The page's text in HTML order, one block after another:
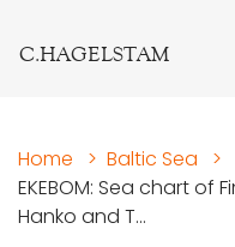
C.HAGELSTAM
Home > Baltic Sea
>
EKEBOM: Sea chart of
Hanko and T...